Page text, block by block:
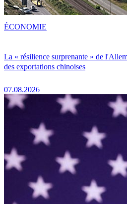
La « résilience surprenante » de
des exportations chinoises
07.08.2026
ÉCONOMIE